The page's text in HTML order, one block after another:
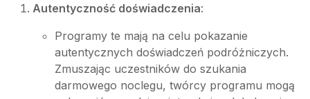
Autentyczność doświadczenia:
Programy te mają na celu pokazanie
autentycznych doświadczeń podróżniczych.
Zmuszając uczestników do szukania
darmowego noclegu, twórcy programu mogą